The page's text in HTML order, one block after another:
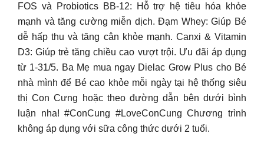
FOS và Probiotics BB-12: Hỗ trợ hệ tiêu hóa khỏe
mạnh và tăng cường miễn dịch. Đạm Whey: Giúp Bé
dễ hấp thu và tăng cân khỏe mạnh. Canxi & Vitamin
D3: Giúp trẻ tăng chiều cao vượt trội. Ưu đãi áp dụng
từ 1-31/5. Ba Mẹ mua ngay Dielac Grow Plus cho Bé
nhà mình để Bé cao khỏe mỗi ngày tại hệ thống siêu
thị Con Cưng hoặc theo đường dẫn bên dưới bình
luận nha! #ConCung #LoveConCung Chương trình
không áp dụng với sữa công thức dưới 2 tuổi.